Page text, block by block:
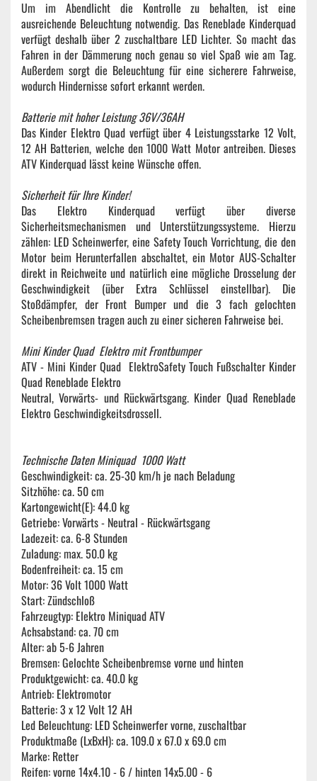
Um im Abendlicht die Kontrolle zu behalten, ist eine
ausreichende Beleuchtung notwendig. Das Reneblade Kinderquad
verfügt deshalb über 2 zuschaltbare LED Lichter. So macht das
Fahren in der Dämmerung noch genau so viel Spaß wie am Tag.
Außerdem sorgt die Beleuchtung für eine sicherere Fahrweise,
wodurch Hindernisse sofort erkannt werden.
Batterie mit hoher Leistung 36V/36AH
Das Kinder Elektro Quad verfügt über 4 Leistungsstarke 12 Volt,
12 AH Batterien, welche den 1000 Watt Motor antreiben. Dieses
ATV Kinderquad lässt keine Wünsche offen.
Sicherheit für Ihre Kinder!
Das Elektro Kinderquad verfügt über diverse
Sicherheitsmechanismen und Unterstützungssysteme. Hierzu
zählen: LED Scheinwerfer, eine Safety Touch Vorrichtung, die den
Motor beim Herunterfallen abschaltet, ein Motor AUS-Schalter
direkt in Reichweite und natürlich eine mögliche Drosselung der
Geschwindigkeit (über Extra Schlüssel einstellbar). Die
Stoßdämpfer, der Front Bumper und die 3 fach gelochten
Scheibenbremsen tragen auch zu einer sicheren Fahrweise bei.
Mini Kinder Quad Elektro mit Frontbumper
ATV - Mini Kinder Quad ElektroSafety Touch Fußschalter Kinder
Quad Reneblade Elektro
Neutral, Vorwärts- und Rückwärtsgang. Kinder Quad Reneblade
Elektro Geschwindigkeitsdrossell.
Technische Daten Miniquad 1000 Watt
Geschwindigkeit: ca. 25-30 km/h je nach Beladung
Sitzhöhe: ca. 50 cm
Kartongewicht(E): 44.0 kg
Getriebe: Vorwärts - Neutral - Rückwärtsgang
Ladezeit: ca. 6-8 Stunden
Zuladung: max. 50.0 kg
Bodenfreiheit: ca. 15 cm
Motor: 36 Volt 1000 Watt
Start: Zündschloß
Fahrzeugtyp: Elektro Miniquad ATV
Achsabstand: ca. 70 cm
Alter: ab 5-6 Jahren
Bremsen: Gelochte Scheibenbremse vorne und hinten
Produktgewicht: ca. 40.0 kg
Antrieb: Elektromotor
Batterie: 3 x 12 Volt 12 AH
Led Beleuchtung: LED Scheinwerfer vorne, zuschaltbar
Produktmaße (LxBxH): ca. 109.0 x 67.0 x 69.0 cm
Marke: Retter
Reifen: vorne 14x4.10 - 6 / hinten 14x5.00 - 6